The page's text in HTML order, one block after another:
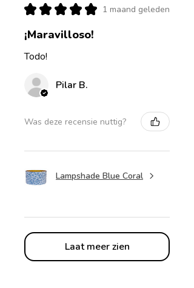
★ ★ ★ ★ ★ 1 maand geleden
¡Maravilloso!
Todo!
Pilar B.
Was deze recensie nuttig?
Lampshade Blue Coral
Laat meer zien